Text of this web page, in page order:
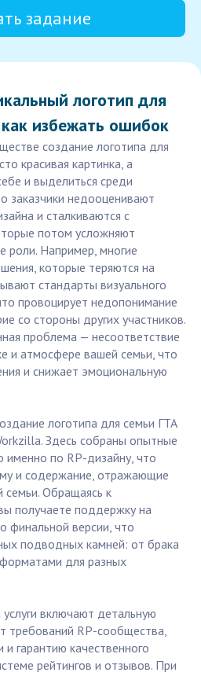
задание
логотип для
избежать ошибок
создание логотипа для
красивая картинка, а
и выделиться среди
заказчики недооценивают
и сталкиваются с
потом усложняют
роли. Например, многие
которые теряются на
стандарты визуального
провоцирует недопонимание
со стороны других участников.
проблема — несоответствие
и атмосфере вашей семьи, что
и снижает эмоциональную
логотипа для семьи ГТА
Здесь собраны опытные
по RP-дизайну, что
и содержание, отражающие
семьи. Обращаясь к
получаете поддержку на
финальной версии, что
подводных камней: от брака
для разных
включают детальную
требований RP-сообщества,
гарантию качественного
рейтингов и отзывов. При